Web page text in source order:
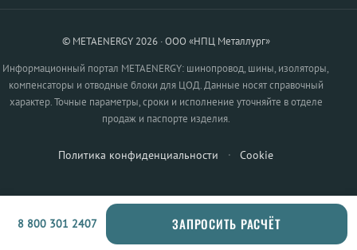
© METAENERGY 2026 · ООО «НПЦ Металлург»
Информационный портал METAENERGY: шинопровод, шины, изоляторы,
компенсаторы и отводные блоки для ЦОД. Данные носят справочный
характер. Точные параметры, сроки и исполнение уточняйте в отделе
продаж и паспорте изделия.
Политика конфиденциальности · Cookie
8 800 301 2407 ЗАПРОСИТЬ РАСЧЁТ